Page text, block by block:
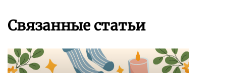
Связанные статьи